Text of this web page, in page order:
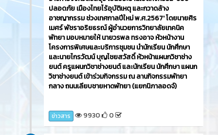
ปลอดภัย เมืองไทยไร้อุบัติเหตุ และกวาดล้าง
อาชญากรรม ช่วงเทศกาลปีใหม่ พ.ศ.2567' โดยนายศิร
เมศร์ พัชราอริยธรณ์ ผู้อำนวยการวิทยาลัยเทคนิค
พัทยา มอบหมายให้ นายวรพล ทรงอาจ หัวหน้างาน
โครงการพิเศษและบริการชุมชน นำนักเรียน นักศึกษา
และนายไกรวัฒน์ บุญไชยสวัสดิ์ หัวหน้าแผนกวิชาช่าง
ยนต์ ครูแผนกวิชาช่างยนต์ และนักเรียน นักศึกษา แผนก
วิชาช่างยนต์ เข้าร่วมกิจกรรม ณ ลานกิจกรรมพัทยา
กลาง ถนนเลียบชายหาดพัทยา (แยกนิภาลอดจ์)
ข่าวสาร 9930 0